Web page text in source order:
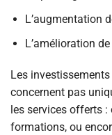
L’augmentation
L’amélioration
Les
concernent pas
les services offerts
formations, ou